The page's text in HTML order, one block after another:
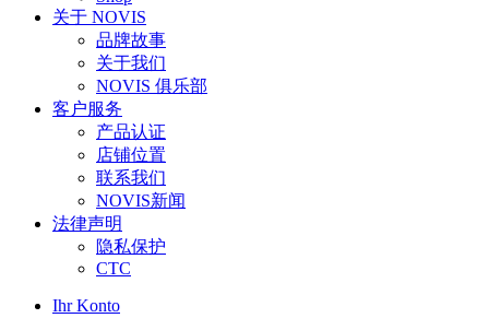
关于 NOVIS
品牌故事
关于我们
NOVIS 俱乐部
客户服务
产品认证
店铺位置
联系我们
NOVIS新闻
法律声明
隐私保护
CTC
Ihr Konto